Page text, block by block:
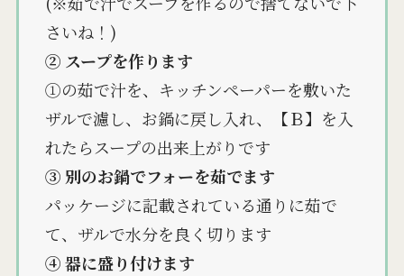
さいね！)
② スープを作ります
①の茹で汁を、キッチンペーパーを敷いた
ザルで濾し、お鍋に戻し入れ、【Ｂ】を入
れたらスープの出来上がりです
③ 別のお鍋でフォーを茹でます
パッケージに記載されている通りに茹で
て、ザルで水分を良く切ります
④ 器に盛り付けます